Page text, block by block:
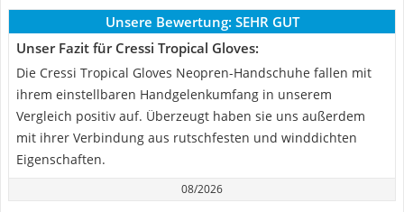
Unsere Bewertung: SEHR GUT
Unser Fazit für Cressi Tropical Gloves:
Die Cressi Tropical Gloves Neopren-Handschuhe fallen mit
ihrem einstellbaren Handgelenkumfang in unserem
Vergleich positiv auf. Überzeugt haben sie uns außerdem
mit ihrer Verbindung aus rutschfesten und winddichten
Eigenschaften.
08/2026